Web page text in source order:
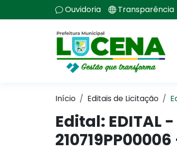
Ouvidoria Transparência
Início Editais de Licitação
Edital: EDITAL